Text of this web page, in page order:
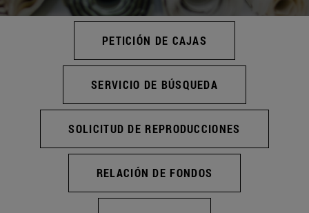
PETICIÓN DE CAJAS
SERVICIO DE BÚSQUEDA
SOLICITUD DE REPRODUCCIONES
RELACIÓN DE FONDOS